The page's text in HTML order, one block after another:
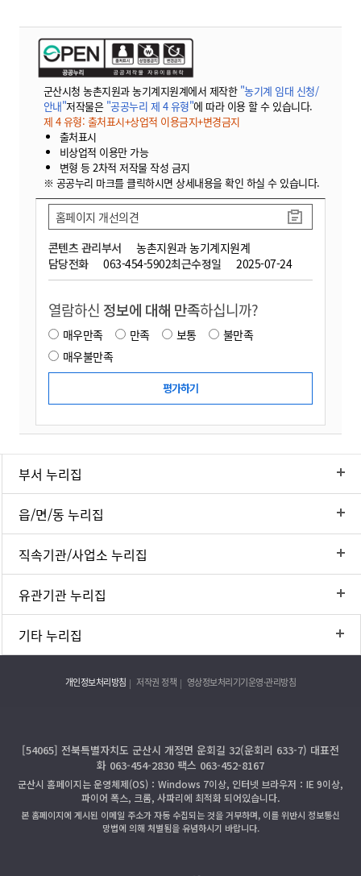
군산시청 농촌지원과 농기계지원계에서 제작한 "농기계 임대 신청/
안내"저작물은 "공공누리 제 4 유형"에 따라 이용 할 수 있습니다.
제 4 유형: 출처표시+상업적 이용금지+변경금지
출처표시
비상업적 이용만 가능
변형 등 2차적 저작물 작성 금지
※ 공공누리 마크를 클릭하시면 상세내용을 확인 하실 수 있습니다.
콘텐츠 관리부서
농촌지원과 농기계지원계
담당전화
063-454-5902최근수정일 2025-07-24
홈페이지 개선의견
열람하신 정보에 대해 만족하십니까?
매우만족 만족 보통
불만족
매우불만족
부서 누리집
읍/면/동 누리집
직속기관/사업소 누리집
유관기관 누리집
기타 누리집
개인정보처리방침 저작권 정책 영상정보처리기기운영·관리방침
[54065] 전북특별자치도 군산시 개정면 운회길 32(운회리 633-7) 대표전
화 063-454-2830 팩스 063-452-8167
군산시 홈페이지는 운영체제(OS)：Windows 7이상, 인터넷 브라우저：IE 9이상,
파이어 폭스, 크롬, 사파리에 최적화 되어있습니다.
본 홈페이지에 게시된 이메일 주소가 자동 수집되는 것을 거부하며, 이를 위반시 정보통신
망법에 의해 처벌됨을 유념하시기 바랍니다.